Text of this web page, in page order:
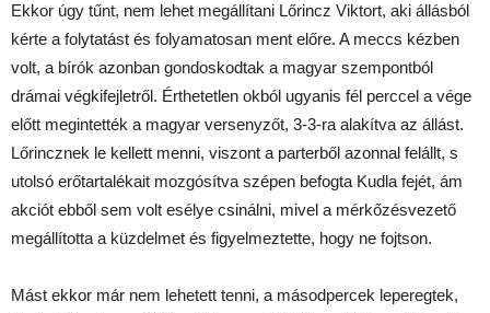
Ekkor úgy tűnt, nem lehet megállítani Lőrincz Viktort, aki állásból
kérte a folytatást és folyamatosan ment előre. A meccs kézben
volt, a bírók azonban gondoskodtak a magyar szempontból
drámai végkifejletről. Érthetetlen okból ugyanis fél perccel a vége
előtt megintették a magyar versenyzőt, 3-3-ra alakítva az állást.
Lőrincznek le kellett menni, viszont a parterből azonnal felállt, s
utolsó erőtartalékait mozgósítva szépen befogta Kudla fejét, ám
akciót ebből sem volt esélye csinálni, mivel a mérkőzésvezető
megállította a küzdelmet és figyelmeztette, hogy ne fojtson.
Mást ekkor már nem lehetett tenni, a másodpercek leperegtek,